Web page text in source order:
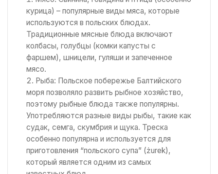
курица) – популярные виды мяса, которые
используются в польских блюдах.
Традиционные мясные блюда включают
колбасы, голубцы (комки капусты с
фаршем), шницели, гуляши и запеченное
мясо.
Рыба: Польское побережье Балтийского
моря позволяло развить рыбное хозяйство,
поэтому рыбные блюда также популярны.
Употребляются разные виды рыбы, такие как
судак, семга, скумбрия и щука. Треска
особенно популярна и используется для
приготовления “польского супа” (żurek),
который является одним из самых